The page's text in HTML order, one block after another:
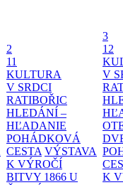
2
11
KULTURA
V SRDCI
RATIBOŘIC
HLEDÁNÍ –
HĽADANIE
POHÁDKOVÁ
CESTA VÝSTAVA
K VÝROČÍ
BITVY 1866 U
3
12
V
K